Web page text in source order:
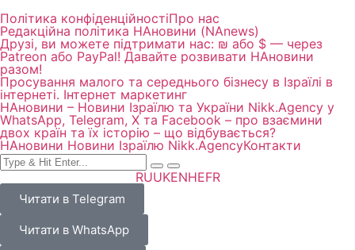
Політика конфіденційностіПро нас
Редакційна політика НАновини (NAnews)
Друзі, ви можете підтримати нас: ₪ або $ — через
Patreon або PayPal! Давайте розвивати НАновини
разом!
Просування малого та середнього бізнесу в Ізраїлі в
інтернеті. Інтернет маркетинг
НАновини – Новини Ізраїлю та України Nikk.Agency у
WhatsApp, Telegram, X та Facebook – про взаємини
двох країн та їх історію – що відбувається?
НАновини Новини Ізраїлю Nikk.AgencyКонтакти
RUUKENHEFR
Читати в Telegram
Читати в WhatsApp